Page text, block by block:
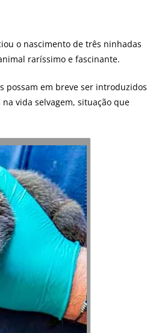
o nascimento de três ninhadas
raríssimo e fascinante.
possam em breve ser introduzidos
vida selvagem, situação que